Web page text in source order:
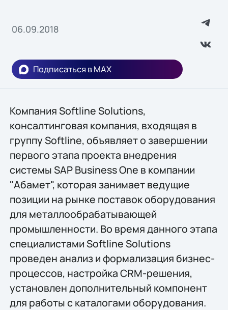
06.09.2018
Подписаться в MAX
Компания Softline Solutions,
консалтинговая компания, входящая в
группу Softline, объявляет о завершении
первого этапа проекта внедрения
системы SAP Business One в компании
"Абамет", которая занимает ведущие
позиции на рынке поставок оборудования
для металлообрабатывающей
промышленности. Во время данного этапа
специалистами Softline Solutions
проведен анализ и формализация бизнес-
процессов, настройка CRM-решения,
установлен дополнительный компонент
для работы с каталогами оборудования.